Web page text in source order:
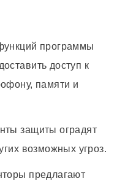
программы
доступ к
памяти и
защиты оградят
возможных угроз.
предлагают